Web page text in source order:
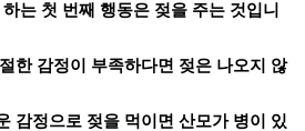
는 첫 번째 행동은 젖을 주는 것입니
한 감정이 부족하다면 젖은 나오지 않
감정으로 젖을 먹이면 산모가 병이 있